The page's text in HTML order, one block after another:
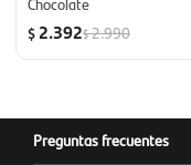
$2.392$2.990
Preguntas frecuentes